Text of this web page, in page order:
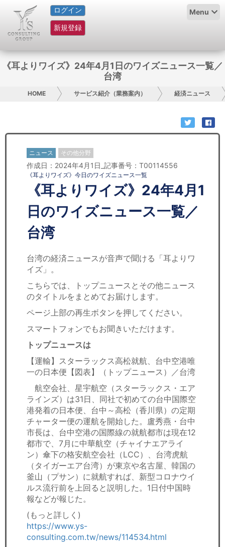
ログイン
新規登録
Menu
HOME
サービス紹介
お問い合わせ
日本人にPR
コンサルティング
リサーチ
セミナー
経済ニュース
ＩＴ
飲食店情報
《耳よりワイズ》24年4月1日のワイズニュース一覧／
台湾
HOME サービス紹介（業務案内） 経済ニュース
ニュース その他分野
作成日：2024年4月1日_記事番号：T00114556
《耳よりワイズ》今日のワイズニュース一覧
《耳よりワイズ》24年4月1
日のワイズニュース一覧／
台湾
台湾の経済ニュースが音声で聞ける「耳よりワ
イズ」。
こちらでは、トップニュースとその他ニュース
のタイトルをまとめてお届けします。
ページ上部の再生ボタンを押してください。
スマートフォンでもお聞きいただけます。
トップニュースは
【運輸】スターラックス高松就航、台中空港唯
一の日本便【図表】（トップニュース）／台湾
航空会社、星宇航空（スターラックス・エア
ラインズ）は31日、同社で初めての台中国際空
港発着の日本便、台中～高松（香川県）の定期
チャーター便の運航を開始した。盧秀燕・台中
市長は、台中空港の国際線の就航都市は現在12
都市で、7月に中華航空（チャイナエアライ
ン）傘下の格安航空会社（LCC）、台湾虎航
（タイガーエア台湾）が東京や名古屋、韓国の
釜山（プサン）に就航すれば、新型コロナウイ
ルス流行前を上回ると説明した。1日付中国時
報などが報じた。
(もっと詳しく)
https://www.ys-
consulting.com.tw/news/114534.html